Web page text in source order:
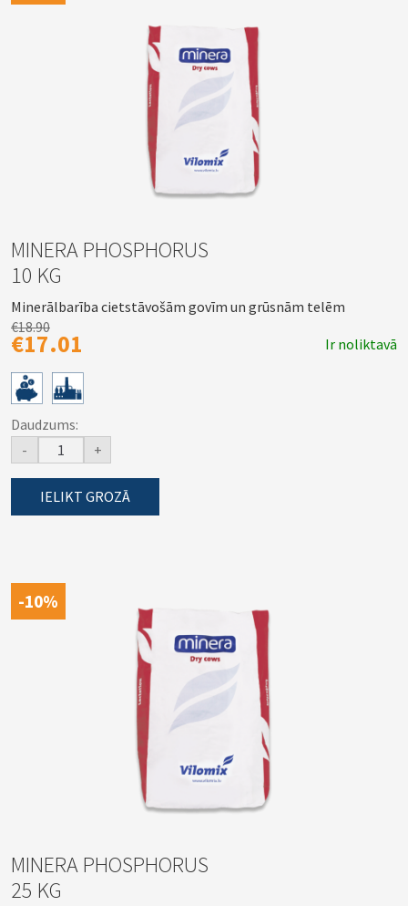
MINERA PHOSPHORUS
10 KG
Minerālbarība cietstāvošām govīm un grūsnām telēm
€18.90
€17.01 Ir noliktavā
Daudzums:
-
+
IELIKT GROZĀ
-10%
MINERA PHOSPHORUS
25 KG